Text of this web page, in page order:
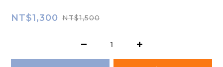
NT$1,300 NT$1,500